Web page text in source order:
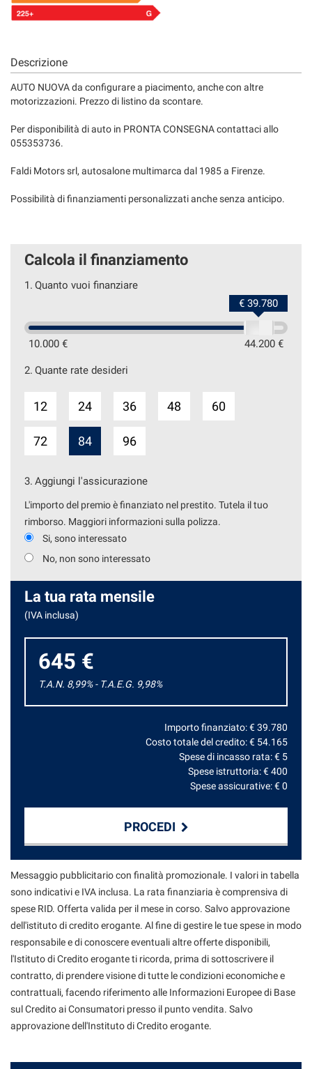
Descrizione
AUTO NUOVA da configurare a piacimento, anche con altre
motorizzazioni. Prezzo di listino da scontare.
Per disponibilità di auto in PRONTA CONSEGNA contattaci allo
055353736.
Faldi Motors srl, autosalone multimarca dal 1985 a Firenze.
Possibilità di finanziamenti personalizzati anche senza anticipo.
Calcola il finanziamento
1. Quanto vuoi finanziare
10.000 € 44.200 €
€ 39.780
2. Quante rate desideri
12 24 36 48 60
72 84 96
3. Aggiungi l'assicurazione
L'importo del premio è finanziato nel prestito. Tutela il tuo
rimborso. Maggiori informazioni sulla polizza.
Si, sono interessato
No, non sono interessato
La tua rata mensile
(IVA inclusa)
645 €
T.A.N. 8,99% - T.A.E.G. 9,98%
Importo finanziato: €39.780
Costo totale del credito: € 54.165
Spese di incasso rata: € 5
Spese istruttoria: €400
Spese assicurative: €0
PROCEDI
Contattaci
Messaggio pubblicitario con finalità promozionale. I valori in tabella
sono indicativi e IVA inclusa. La rata finanziaria è comprensiva di
spese RID. Offerta valida per il mese in corso. Salvo approvazione
dell'istituto di credito erogante. Al fine di gestire le tue spese in modo
responsabile e di conoscere eventuali altre offerte disponibili,
l'Istituto di Credito erogante ti ricorda, prima di sottoscrivere il
contratto, di prendere visione di tutte le condizioni economiche e
contrattuali, facendo riferimento alle Informazioni Europee di Base
sul Credito ai Consumatori presso il punto vendita. Salvo
approvazione dell'Instituto di Credito erogante.